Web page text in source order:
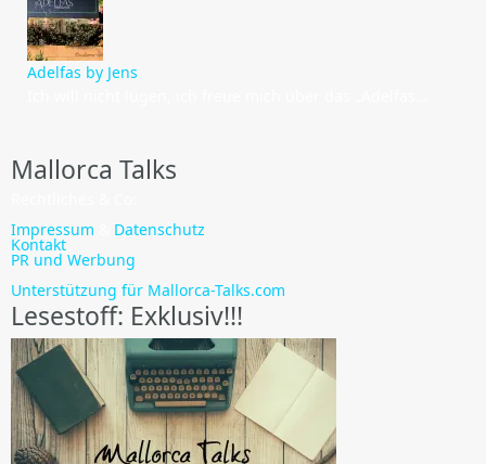
Adelfas by Jens
Mallorca Talks
Impressum
Datenschutz
Kontakt
PR und Werbung
Unterstützung für Mallorca-Talks.com
Lesestoff: Exklusiv!!!